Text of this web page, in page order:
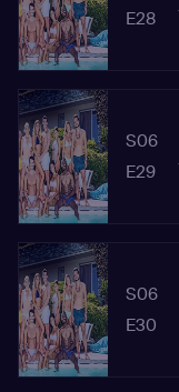
E28
S06
E29
S06
E30